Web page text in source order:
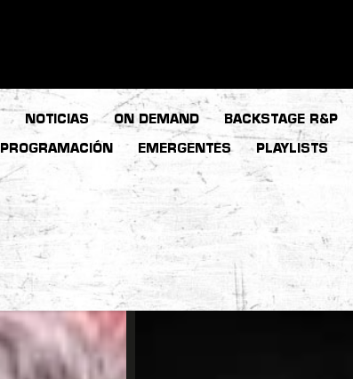
NOTICIAS ON DEMAND BACKSTAGE R&P
PROGRAMACIÓN EMERGENTES PLAYLISTS